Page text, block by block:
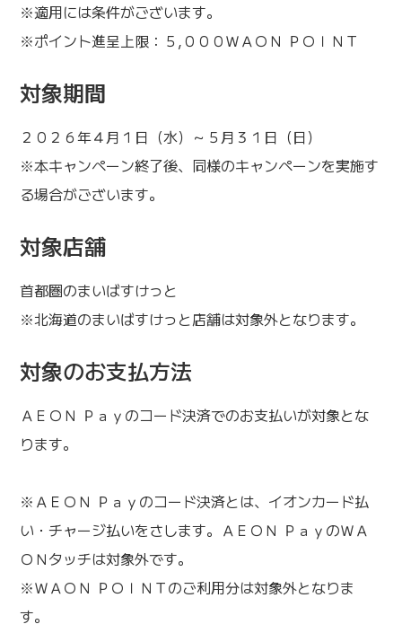
※適用には条件がございます。
※ポイント進呈上限：５,０００ＷＡＯＮ ＰＯＩＮＴ
対象期間
２０２６年４月１日（水）～５月３１日（日）
※本キャンペーン終了後、同様のキャンペーンを実施す
る場合がございます。
対象店舗
首都圏のまいばすけっと
※北海道のまいばすけっと店舗は対象外となります。
対象のお支払方法
ＡＥＯＮ Ｐａｙのコード決済でのお支払いが対象とな
ります。
※ＡＥＯＮ Ｐａｙのコード決済とは、イオンカード払
い・チャージ払いをさします。ＡＥＯＮ ＰａｙのＷＡ
ＯＮタッチは対象外です。
※ＷＡＯＮ ＰＯＩＮＴのご利用分は対象外となりま
す。